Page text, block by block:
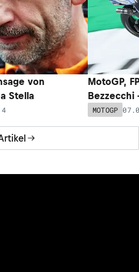
von
Stella
MotoGP,
Bezzecchi
MOTOGP